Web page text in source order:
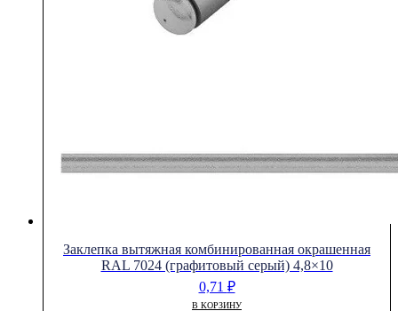
Заклепка вытяжная комбинированная окрашенная
RAL 7024 (графитовый серый) 4,8×10
0,71 ₽
В КОРЗИНУ